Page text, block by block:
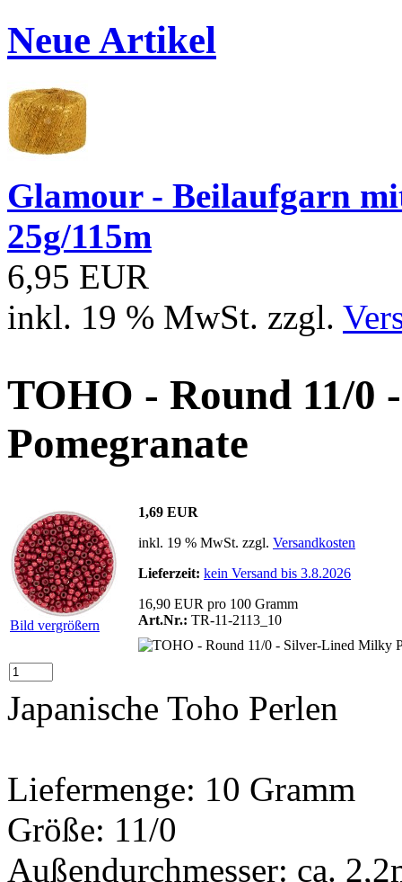
Neue Artikel
Glamour - Beilaufgarn
25g/115m
6,95 EUR
inkl. 19 % MwSt. zzgl.
TOHO - Round 11/
Pomegranate
Bild vergrößern
1,69 EUR
inkl. 19 % MwSt. zzgl. Versandkosten
Lieferzeit: kein Versand bis 3.8.2026
16,90 EUR pro 100 Gramm
Art.Nr.: TR-11-2113_10
Japanische Toho Perlen
Liefermenge: 10 Gramm
Größe: 11/0
Außendurchmesser: ca.